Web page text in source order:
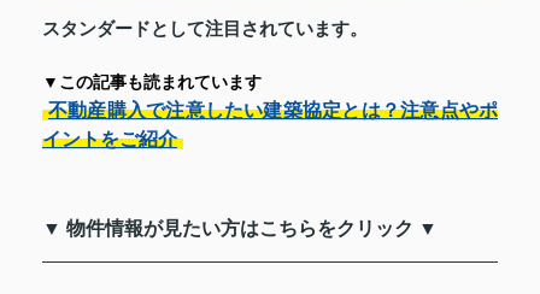
スタンダードとして注目されています。
▼この記事も読まれています
不動産購入で注意したい建築協定とは？注意点やポ
イントをご紹介
▼ 物件情報が見たい方はこちらをクリック ▼